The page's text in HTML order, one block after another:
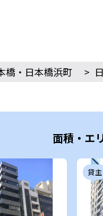
橋・日本橋浜町 >
面積・エ
貸主